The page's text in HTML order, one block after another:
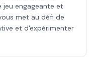
jeu engageante et
met au défi de
et d'expérimenter